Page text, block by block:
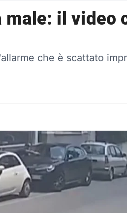
male: il video
che è scattato